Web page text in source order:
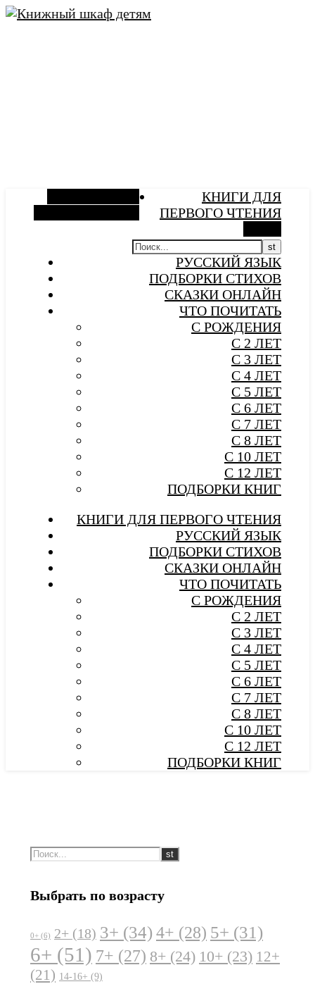
КНИГИ ДЛЯ
ПЕРВОГО ЧТЕНИЯ
РУССКИЙ ЯЗЫК
ПОДБОРКИ СТИХОВ
СКАЗКИ ОНЛАЙН
ЧТО ПОЧИТАТЬ
С РОЖДЕНИЯ
С 2 ЛЕТ
С 3 ЛЕТ
С 4 ЛЕТ
С 5 ЛЕТ
С 6 ЛЕТ
С 7 ЛЕТ
С 8 ЛЕТ
С 10 ЛЕТ
С 12 ЛЕТ
ПОДБОРКИ КНИГ
КНИГИ ДЛЯ ПЕРВОГО ЧТЕНИЯ
РУССКИЙ ЯЗЫК
ПОДБОРКИ СТИХОВ
СКАЗКИ ОНЛАЙН
ЧТО ПОЧИТАТЬ
С РОЖДЕНИЯ
С 2 ЛЕТ
С 3 ЛЕТ
С 4 ЛЕТ
С 5 ЛЕТ
С 6 ЛЕТ
С 7 ЛЕТ
С 8 ЛЕТ
С 10 ЛЕТ
С 12 ЛЕТ
ПОДБОРКИ КНИГ
Выбрать по возрасту
0+ (6) 2+ (18) 3+ (34) 4+ (28) 5+ (31)
6+ (51) 7+ (27) 8+ (24) 10+ (23) 12+
(21) 14-16+ (9)